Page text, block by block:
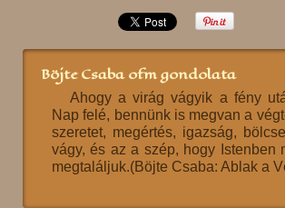
Böjte Csaba ofm gondolata
Ahogy a virág vágyik a fény
Nap felé, bennünk is megvan a
szeretet, megértés, igazság,
vágy, és az a szép, hogy Istenben
megtaláljuk.(Böjte Csaba: Ablak a